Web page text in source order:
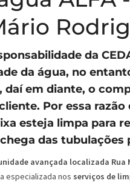
da
da água, no
daí em diante, o
Por essa
esteja limpa para
das tubulações
avançada localizada Rua
especializada nos serviços de